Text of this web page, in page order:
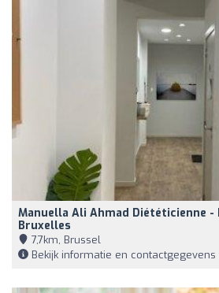
Manuella Ali Ahmad Diététicienne
Bruxelles
7,7km, Brussel
Bekijk informatie en contactgegevens